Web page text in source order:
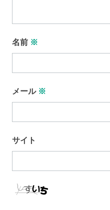
名前 ※
メール ※
サイト